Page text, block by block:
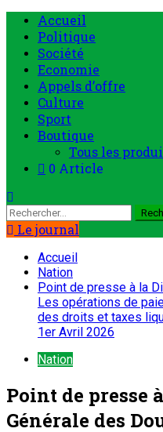
Menu
principal
Accueil
Politique
Société
Economie
Appels d’offre
Culture
Sport
Boutique
Tous les
0 Article
Rechercher :
Le journal
Accueil
Nation
Point de presse à la
Les opérations de
des droits et taxes
1er Avril 2026
Nation
Point de presse
Générale des